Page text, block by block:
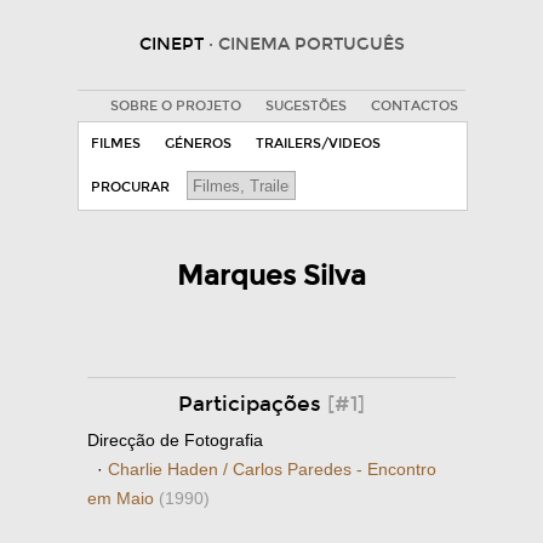
CINEPT · CINEMA PORTUGUÊS
SOBRE O PROJETO SUGESTÕES CONTACTOS
FILMES GÉNEROS TRAILERS/VIDEOS
PROCURAR
Marques Silva
Participações [#1]
Direcção de Fotografia
· Charlie Haden / Carlos Paredes - Encontro
em Maio (1990)